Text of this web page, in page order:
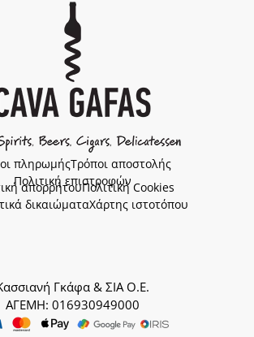
πληρωμήςΤρόποι αποστολής
Πολιτική επιστροφών
απορρήτουΠολιτική Cookies
δικαιώματαΧάρτης ιστοτόπου
Γκάφα & ΣΙΑ Ο.Ε.
ΑΓΕΜΗ: 016930949000